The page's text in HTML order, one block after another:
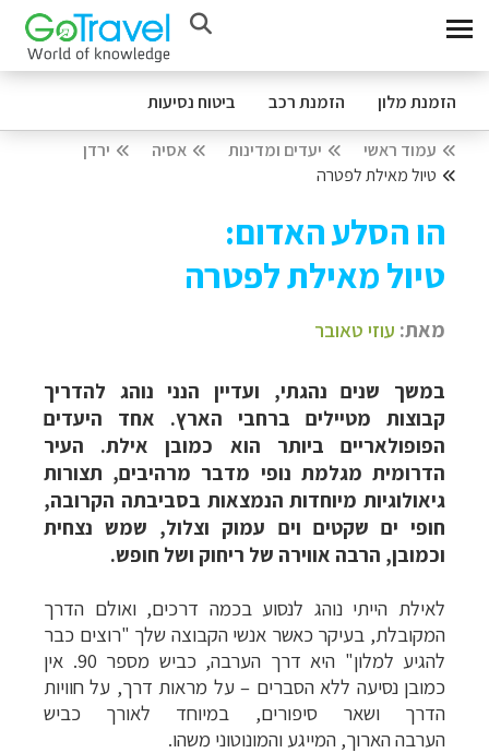
הזמנת מלון הזמנת רכב ביטוח נסיעות
עמוד ראשי יעדים ומדינות אסיה
ירדן
טיול מאילת לפטרה
הו הסלע האדום:
טיול מאילת לפטרה
מאת: עוזי טאובר
במשך שנים נהגתי, ועדיין הנני נוהג להדריך
קבוצות מטיילים ברחבי הארץ. אחד היעדים
הפופולאריים ביותר הוא כמובן אילת. העיר
הדרומית מגלמת נופי מדבר מרהיבים, תצורות
גיאולוגיות מיוחדות הנמצאות בסביבתה הקרובה,
חופי ים שקטים וים עמוק וצלול, שמש נצחית
וכמובן, הרבה אווירה של ריחוק ושל חופש.
לאילת הייתי נוהג לנסוע בכמה דרכים, ואולם הדרך
המקובלת, בעיקר כאשר אנשי הקבוצה שלך "רוצים כבר
להגיע למלון" היא דרך הערבה, כביש מספר 90.
אין
כמובן נסיעה ללא הסברים – על מראות דרך, על חוויות
הדרך ושאר סיפורים, במיוחד לאורך כביש
הערבה הארוך, המייגע והמונוטוני משהו.